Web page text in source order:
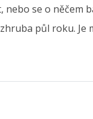
se o něčem
půl roku. Je